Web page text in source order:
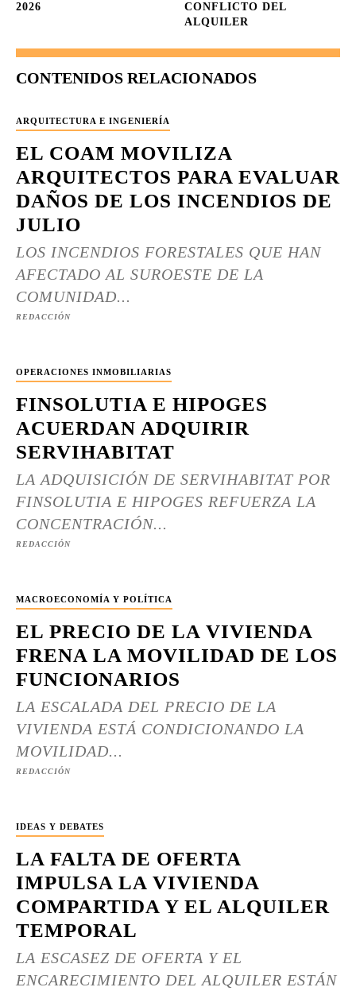
2026
CONFLICTO DEL
ALQUILER
CONTENIDOS RELACIONADOS
ARQUITECTURA E INGENIERÍA
EL COAM MOVILIZA
ARQUITECTOS PARA EVALUAR
DAÑOS DE LOS INCENDIOS DE
JULIO
LOS INCENDIOS FORESTALES QUE HAN
AFECTADO AL SUROESTE DE LA
COMUNIDAD...
REDACCIÓN
OPERACIONES INMOBILIARIAS
FINSOLUTIA E HIPOGES
ACUERDAN ADQUIRIR
SERVIHABITAT
LA ADQUISICIÓN DE SERVIHABITAT POR
FINSOLUTIA E HIPOGES REFUERZA LA
CONCENTRACIÓN...
REDACCIÓN
MACROECONOMÍA Y POLÍTICA
EL PRECIO DE LA VIVIENDA
FRENA LA MOVILIDAD DE LOS
FUNCIONARIOS
LA ESCALADA DEL PRECIO DE LA
VIVIENDA ESTÁ CONDICIONANDO LA
MOVILIDAD...
REDACCIÓN
IDEAS Y DEBATES
LA FALTA DE OFERTA
IMPULSA LA VIVIENDA
COMPARTIDA Y EL ALQUILER
TEMPORAL
LA ESCASEZ DE OFERTA Y EL
ENCARECIMIENTO DEL ALQUILER ESTÁN